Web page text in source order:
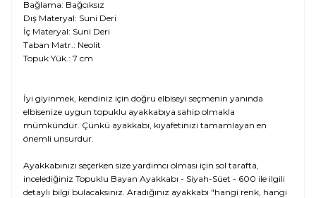
Bağlama: Bağcıksız
Dış Materyal: Suni Deri
İç Materyal: Suni Deri
Taban Matr.: Neolit
Topuk Yük.: 7 cm
İyi giyinmek, kendiniz için doğru elbiseyi seçmenin yanında
elbisenize uygun topuklu ayakkabıya sahip olmakla
mümkündür. Çünkü ayakkabı, kıyafetinizi tamamlayan en
önemli unsurdur.
Ayakkabınızı seçerken size yardımcı olması için sol tarafta,
incelediğiniz Topuklu Bayan Ayakkabı - Siyah-Süet - 600 ile ilgili
detaylı bilgi bulacaksınız. Aradığınız ayakkabı "hangi renk, hangi